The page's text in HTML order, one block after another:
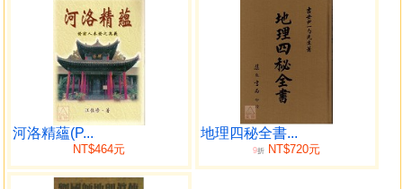
外氣行形集
文官大小
武官大小
公侯將相
尚書
河洛精蘊(P...
NT$464元
地理四秘全書...
9折 NT$720元